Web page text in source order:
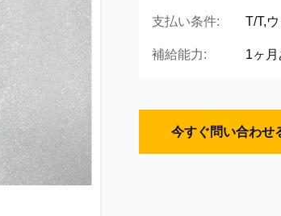
支払い条件: T/T,
補給能力: 1ヶ
今すぐ問い合わせ